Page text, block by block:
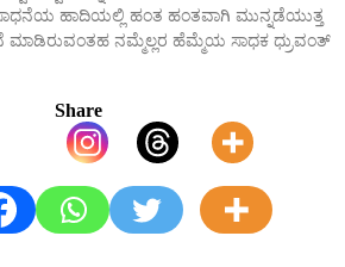
ಹಾದಿಯಲ್ಲಿ ಹಂತ ಹಂತವಾಗಿ ಮುನ್ನಡೆಯುತ್ತ
ಮಾಡಿರುವಂತಹ ನಮ್ಮೆಲ್ಲರ ಹೆಮ್ಮೆಯ ಸಾಧಕ ಧ್ರುವಂತ್
Share